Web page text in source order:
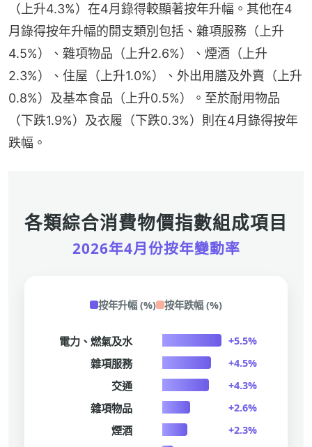
（上升4.3%）在4月錄得較顯著按年升幅。其他在4
月錄得按年升幅的開支類別包括、雜項服務（上升
4.5%）、雜項物品（上升2.6%）、煙酒（上升
2.3%）、住屋（上升1.0%）、外出用膳及外賣（上升
0.8%）及基本食品（上升0.5%）。至於耐用物品
（下跌1.9%）及衣履（下跌0.3%）則在4月錄得按年
跌幅。